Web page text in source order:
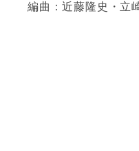
編曲：近藤隆史・立